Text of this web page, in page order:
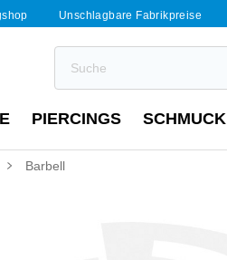
Unschlagbare Fabrikpreise
PIERCINGS SCHMUCK
Barbell